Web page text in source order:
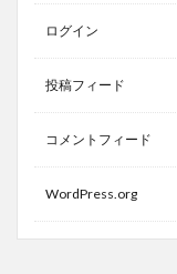
ログイン
投稿フィード
コメントフィード
WordPress.org